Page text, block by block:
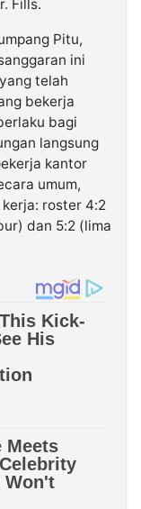
Fills.
Pitu,
ini
telah
bekerja
bagi
langsung
kantor
umum,
roster 4:2
dan 5:2 (lima